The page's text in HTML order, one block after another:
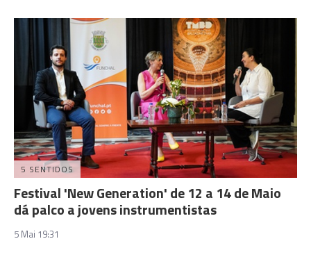
5 SENTIDOS
Festival 'New Generation' de 12 a 14 de Maio
dá palco a jovens instrumentistas
5 Mai 19:31